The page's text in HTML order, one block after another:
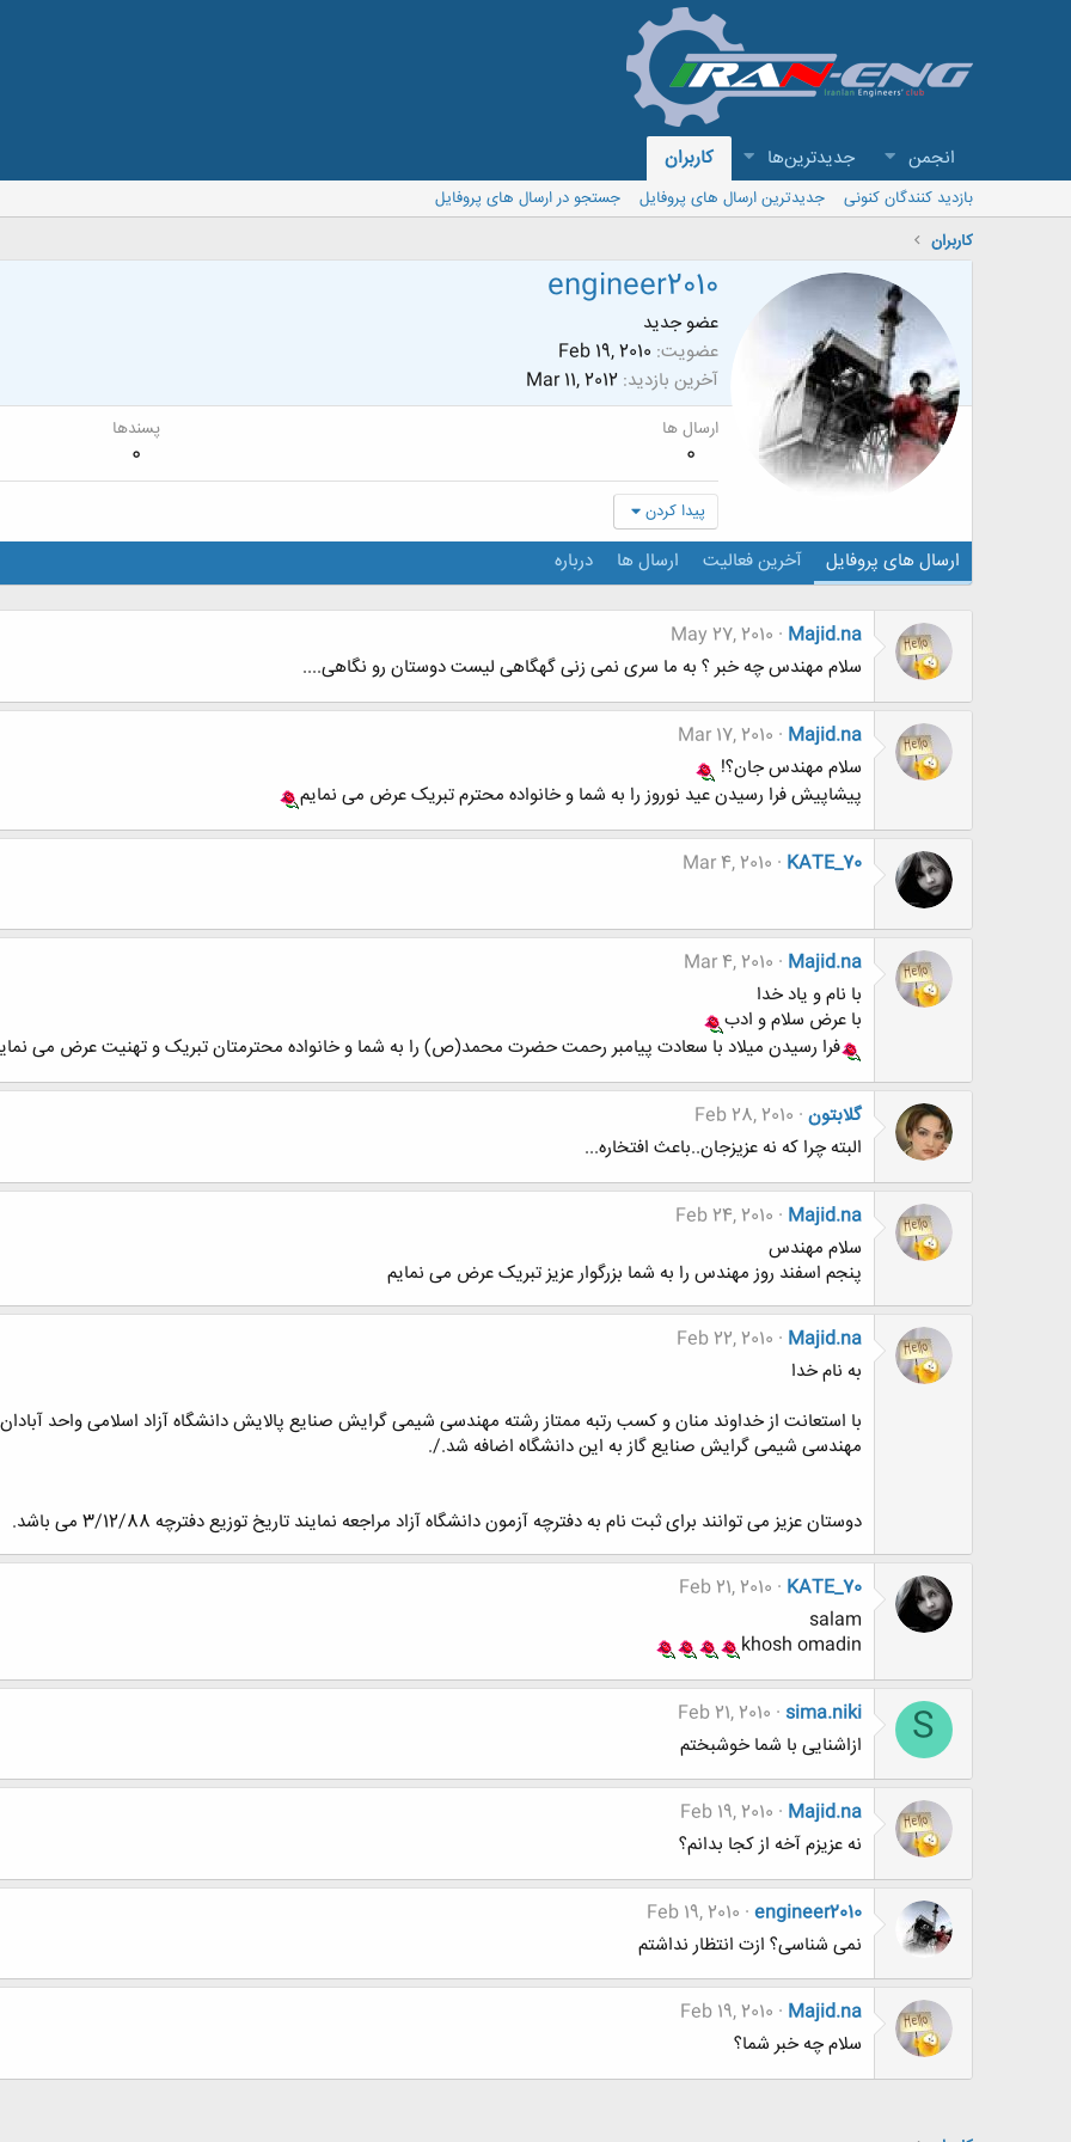
انجمن جدیدترین‌ها کاربران
بازدید کنندگان کنونی جدیدترین ارسال های پروفایل
جستجو در ارسال های پروفایل
کاربران
engineer2010
عضو جدید
عضویت Feb 19, 2010
آخرین بازدید Mar 11, 2012
ارسال ها
0
پسندها
0
پیدا کردن
ارسال های پروفایل آخرین فعالیت ارسال ها درباره
Majid.na
May 27, 2010
سلام مهندس چه خبر ؟ به ما سری نمی زنی گهگاهی لیست دوستان رو نگاهی....
Majid.na
Mar 17, 2010
سلام مهندس جان؟!
پیشاپیش فرا رسیدن عید نوروز را به شما و خانواده محترم تبریک عرض می نمایم
KATE_70
Mar 4, 2010
Majid.na
Mar 4, 2010
با نام و یاد خدا
با عرض سلام و ادب
فرا رسیدن میلاد با سعادت پیامبر رحمت حضرت محمد(ص) را به شما و خانواده محترمتان تبریک و تهنیت عرض می
گلابتون Feb 28, 2010
البته چرا كه نه عزيزجان..باعث افتخاره...
Majid.na
Feb 24, 2010
سلام مهندس
پنجم اسفند روز مهندس را به شما بزرگوار عزیز تبریک عرض می نمایم
Majid.na
Feb 22, 2010
به نام خدا
با استعانت از خداوند منان و کسب رتبه ممتاز رشته مهندسی شیمی گرایش صنایع پالایش دانشگاه آزاد اسلامی واحد
مهندسی شیمی گرایش صنایع گاز به این دانشگاه اضافه شد./.
دوستان عزیز می توانند برای ثبت نام به دفترچه آزمون دانشگاه آزاد مراجعه نمایند تاریخ توزیع دفترچه 3/12/88 می باشد.
KATE_70
Feb 21, 2010
salam
khosh omadin
S
sima.niki
Feb 21, 2010
ازاشنایی با شما خوشبختم
Majid.na
Feb 19, 2010
نه عزیزم آخه از کجا بدانم؟
engineer2010
Feb 19, 2010
نمی شناسی؟ ازت انتظار نداشتم
Majid.na
Feb 19, 2010
سلام چه خبر شما؟